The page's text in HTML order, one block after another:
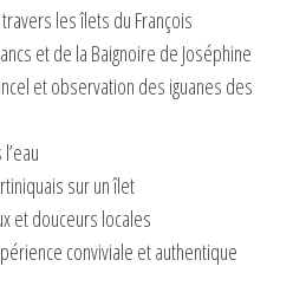
les îlets du François
et de la Baignoire de Joséphine
et observation des iguanes des
sur un îlet
et douceurs locales
conviviale et authentique